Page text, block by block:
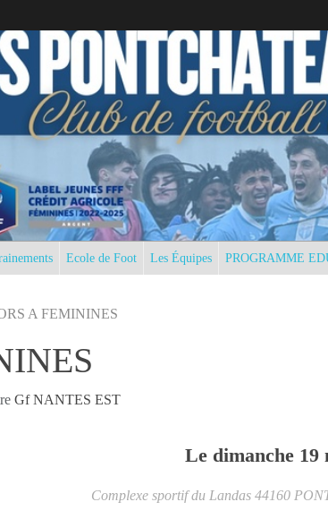
Ecole de Foot Les Équipes PROGRAMME
A FEMININES
Gf NANTES EST
Le dimanche 19
Complexe sportif du Landas 44160